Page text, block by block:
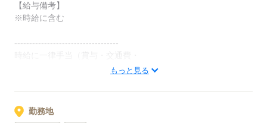
・寮完備
・引越しサポート
応募する
【給与備考】
※時給に含む
-----------------------------------
時給に一律手当（賞与・交通費・
◆日払い・週払いOK
※基本は週払い対応。日払いは相談にて対応可能です。
◆昇給あり
もっと見る
勤務地